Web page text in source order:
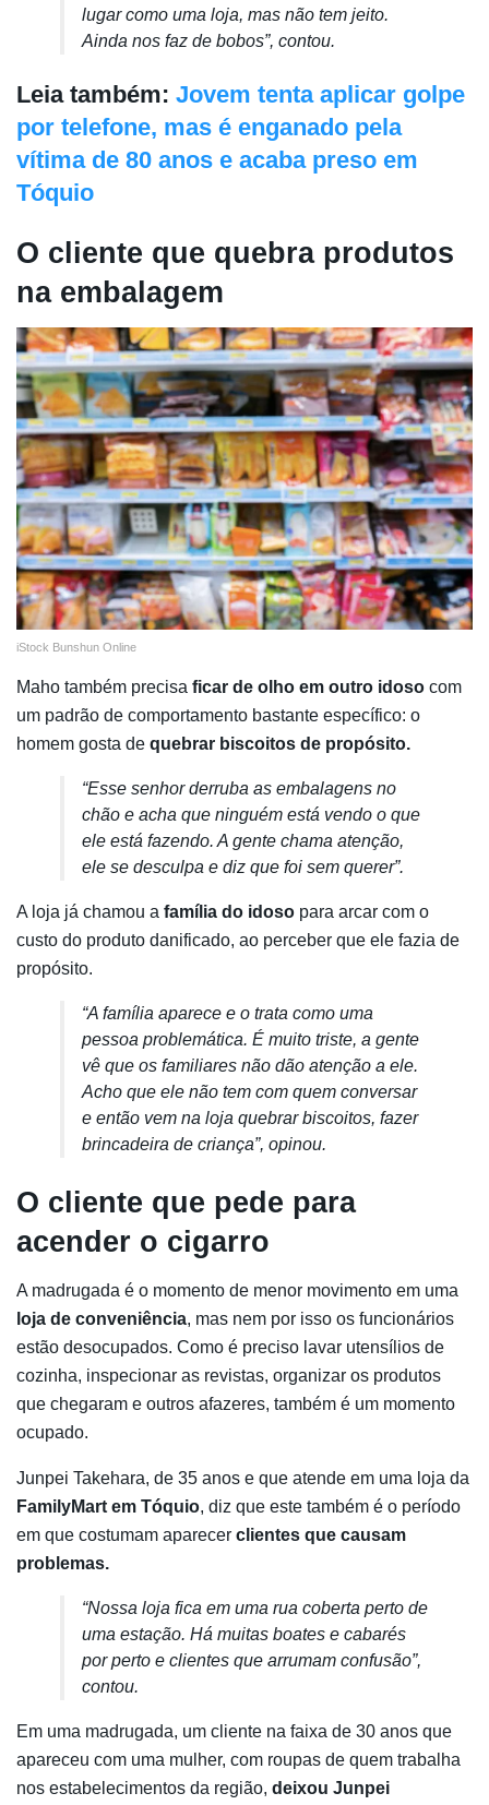
lugar como uma loja, mas não tem jeito.
Ainda nos faz de bobos”, contou.
Leia também: Jovem tenta aplicar golpe
por telefone, mas é enganado pela
vítima de 80 anos e acaba preso em
Tóquio
O cliente que quebra produtos
na embalagem
iStock Bunshun Online
Maho também precisa ficar de olho em outro idoso com
um padrão de comportamento bastante específico: o
homem gosta de quebrar biscoitos de propósito.
“Esse senhor derruba as embalagens no
chão e acha que ninguém está vendo o que
ele está fazendo. A gente chama atenção,
ele se desculpa e diz que foi sem querer”.
A loja já chamou a família do idoso para arcar com o
custo do produto danificado, ao perceber que ele fazia de
propósito.
“A família aparece e o trata como uma
pessoa problemática. É muito triste, a gente
vê que os familiares não dão atenção a ele.
Acho que ele não tem com quem conversar
e então vem na loja quebrar biscoitos, fazer
brincadeira de criança”, opinou.
O cliente que pede para
acender o cigarro
A madrugada é o momento de menor movimento em uma
loja de conveniência, mas nem por isso os funcionários
estão desocupados. Como é preciso lavar utensílios de
cozinha, inspecionar as revistas, organizar os produtos
que chegaram e outros afazeres, também é um momento
ocupado.
Junpei Takehara, de 35 anos e que atende em uma loja da
FamilyMart em Tóquio, diz que este também é o período
em que costumam aparecer clientes que causam
problemas.
“Nossa loja fica em uma rua coberta perto de
uma estação. Há muitas boates e cabarés
por perto e clientes que arrumam confusão”,
contou.
Em uma madrugada, um cliente na faixa de 30 anos que
apareceu com uma mulher, com roupas de quem trabalha
nos estabelecimentos da região, deixou Junpei